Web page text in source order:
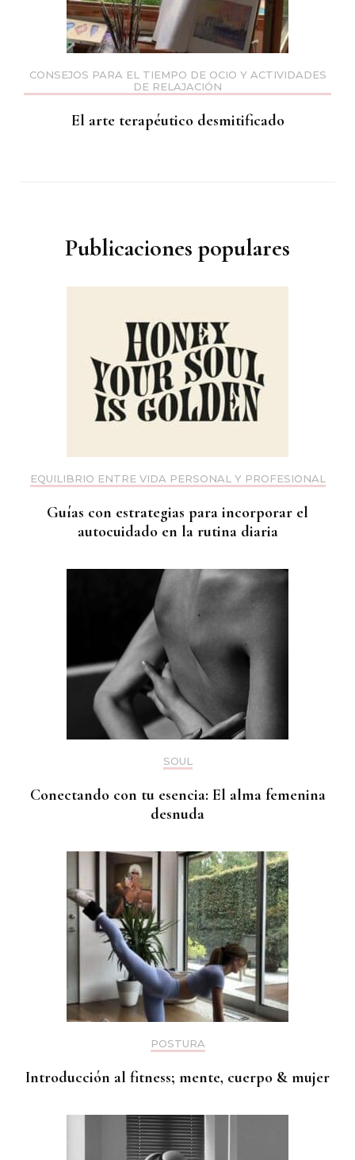
CONSEJOS PARA EL TIEMPO DE OCIO Y ACTIVIDADES
DE RELAJACIÓN
El arte terapéutico desmitificado
Publicaciones populares
EQUILIBRIO ENTRE VIDA PERSONAL Y PROFESIONAL
Guías con estrategias para incorporar el
autocuidado en la rutina diaria
SOUL
Conectando con tu esencia: El alma femenina
desnuda
POSTURA
Introducción al fitness; mente, cuerpo & mujer